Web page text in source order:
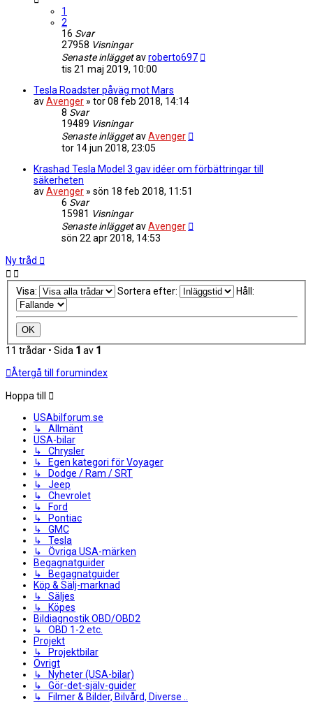
1
2
16 Svar
27958 Visningar
Senaste inläggetavroberto697
tis 21 maj 2019, 10:00
Tesla Roadster påväg mot Mars
avAvenger » tor 08 feb 2018, 14:14
8 Svar
19489 Visningar
Senaste inläggetavAvenger
tor 14 jun 2018, 23:05
Krashad Tesla Model 3 gav idéer om förbättringar till
säkerheten
avAvenger » sön 18 feb 2018, 11:51
6 Svar
15981 Visningar
Senaste inläggetavAvenger
sön 22 apr 2018, 14:53
Ny tråd
Visa: Sortera efter: Håll:
11 trådar • Sida 1 av 1
Återgå till forumindex
Hoppa till
USAbilforum.se
↳ Allmänt
USA-bilar
↳ Chrysler
↳ Egen kategori för Voyager
↳ Dodge / Ram / SRT
↳ Jeep
↳ Chevrolet
↳ Ford
↳ Pontiac
↳ GMC
↳ Tesla
↳ Övriga USA-märken
Begagnatguider
↳ Begagnatguider
Köp & Sälj-marknad
↳ Säljes
↳ Köpes
Bildiagnostik OBD/OBD2
↳ OBD 1-2 etc.
Projekt
↳ Projektbilar
Övrigt
↳ Nyheter (USA-bilar)
↳ Gör-det-själv-guider
↳ Filmer & Bilder, Bilvård, Diverse ..